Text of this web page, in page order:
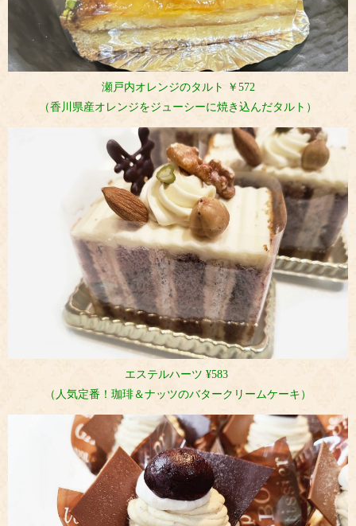
瀬戸内オレンジのタルト ￥572
（香川県産オレンジをジューシーに焼き込んだタルト）
エステルハーツ ¥583
（人気定番！珈琲＆ナッツのバタークリームケーキ）